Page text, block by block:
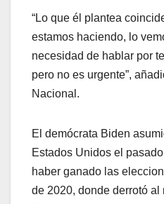
“Lo que él plantea
estamos haciendo, lo
necesidad de hablar por
pero no es urgente”,
Nacional.
El demócrata Biden
Estados Unidos el
haber ganado las
de 2020, donde derrotó